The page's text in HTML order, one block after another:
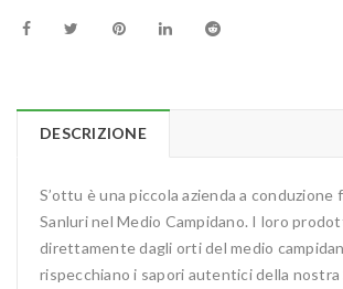
DESCRIZIONE
S’ottu è una piccola azienda a conduzione
Sanluri nel Medio Campidano. I loro
direttamente dagli orti del medio
rispecchiano i sapori autentici della nostra